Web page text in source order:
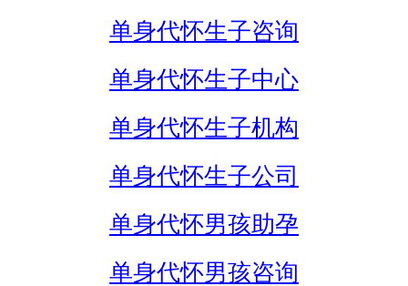
单身代怀生子咨询
单身代怀生子中心
单身代怀生子机构
单身代怀生子公司
单身代怀男孩助孕
单身代怀男孩咨询